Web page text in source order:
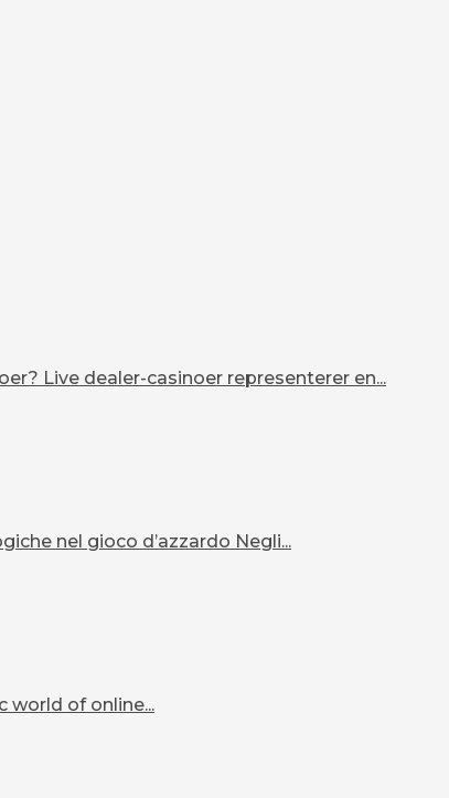
Live dealer-casinoer representerer en...
nel gioco d’azzardo Negli...
world of online...